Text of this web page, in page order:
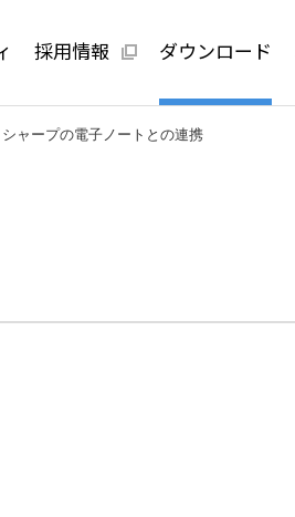
採用情報 ダウンロード
シャープの電子ノートとの連携